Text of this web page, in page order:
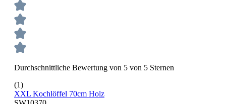
Durchschnittliche Bewertung von 5 von 5 Sternen
(1)
XXL Kochlöffel 70cm Holz